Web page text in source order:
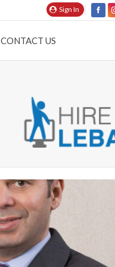
Sign In
CONTACT US